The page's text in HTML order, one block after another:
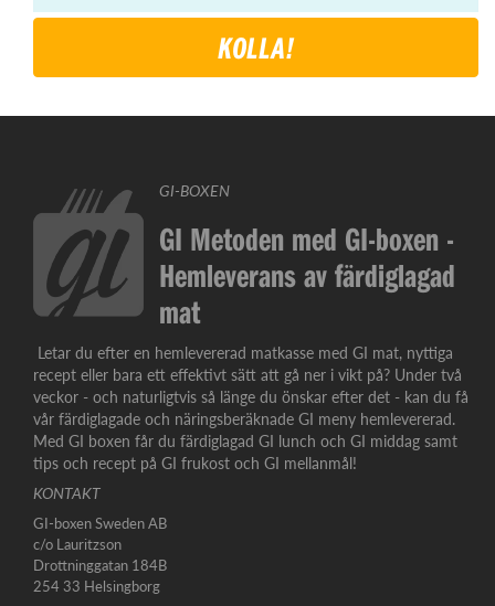
KOLLA!
GI-BOXEN
GI Metoden med GI-boxen -
Hemleverans av färdiglagad
mat
Letar du efter en hemlevererad matkasse med GI mat, nyttiga
recept eller bara ett effektivt sätt att gå ner i vikt på? Under två
veckor - och naturligtvis så länge du önskar efter det - kan du få
vår färdiglagade och näringsberäknade GI meny hemlevererad.
Med GI boxen får du färdiglagad GI lunch och GI middag samt
tips och recept på GI frukost och GI mellanmål!
KONTAKT
GI-boxen Sweden AB
c/o Lauritzson
Drottninggatan 184B
254 33 Helsingborg